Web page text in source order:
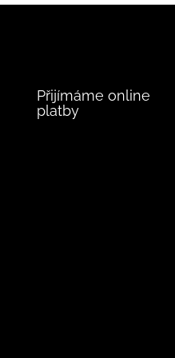
Přijímáme online
platby